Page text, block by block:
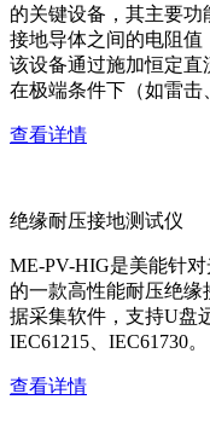
的关键设备，其主要
接地导体之间的电阻值
该设备通过施加恒定
在极端条件下（如雷击
查看详情
绝缘耐压接地测试仪
ME-PV-HIG是美能针
的一款高性能耐压绝
据采集软件，支持U盘
IEC61215、IEC61730。
查看详情